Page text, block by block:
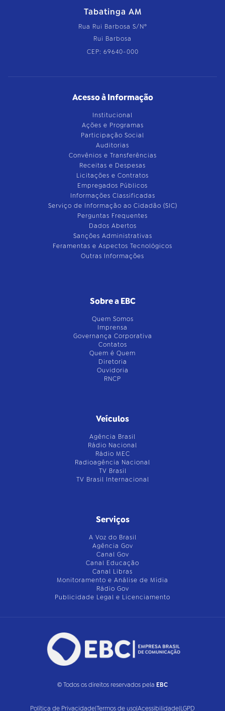
Tabatinga AM
Rua Rui Barbosa S/Nº
Rui Barbosa
CEP: 69640-000
Acesso à Informação
Institucional
Ações e Programas
Participação Social
Auditorias
Convênios e Transferências
Receitas e Despesas
Licitações e Contratos
Empregados Públicos
Informações Classificadas
Serviço de Informação ao Cidadão (SIC)
Perguntas Frequentes
Dados Abertos
Sanções Administrativas
Feramentas e Aspectos Tecnológicos
Outras Informações
Sobre a EBC
Quem Somos
Imprensa
Governança Corporativa
Contatos
Quem é Quem
Diretoria
Ouvidoria
RNCP
Veículos
Agência Brasil
Rádio Nacional
Rádio MEC
Radioagência Nacional
TV Brasil
TV Brasil Internacional
Serviços
A Voz do Brasil
Agência Gov
Canal Gov
Canal Educação
Canal Libras
Monitoramento e Análise de Mídia
Rádio Gov
Publicidade Legal e Licenciamento
© Todos os direitos reservados pela EBC
Política de Privacidade|Termos de uso|Acessibilidade|LGPD